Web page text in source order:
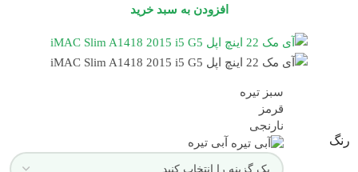
افزودن به سبد خرید
رنگ
سبز تیره
قرمز
نارنجی
آبی تیره